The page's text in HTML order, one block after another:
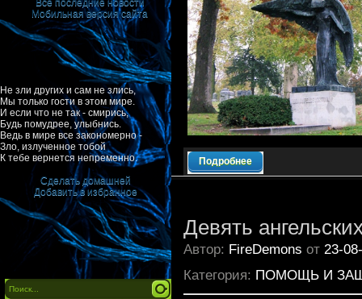
Все последние новости
Мобильная версия сайта
Не зли других и сам не злись,
Мы только гости в этом мире.
И если что не так - смирись,
Будь помудрее, улыбнись.
Ведь в мире все закономерно -
Зло, излученное тобой
К тебе вернется непременно.
Сделать домашней
|
Добавить в избранное
Подробнее
Девять
Автор: FireDemons от 23-
Категория: ПОМОЩЬ И